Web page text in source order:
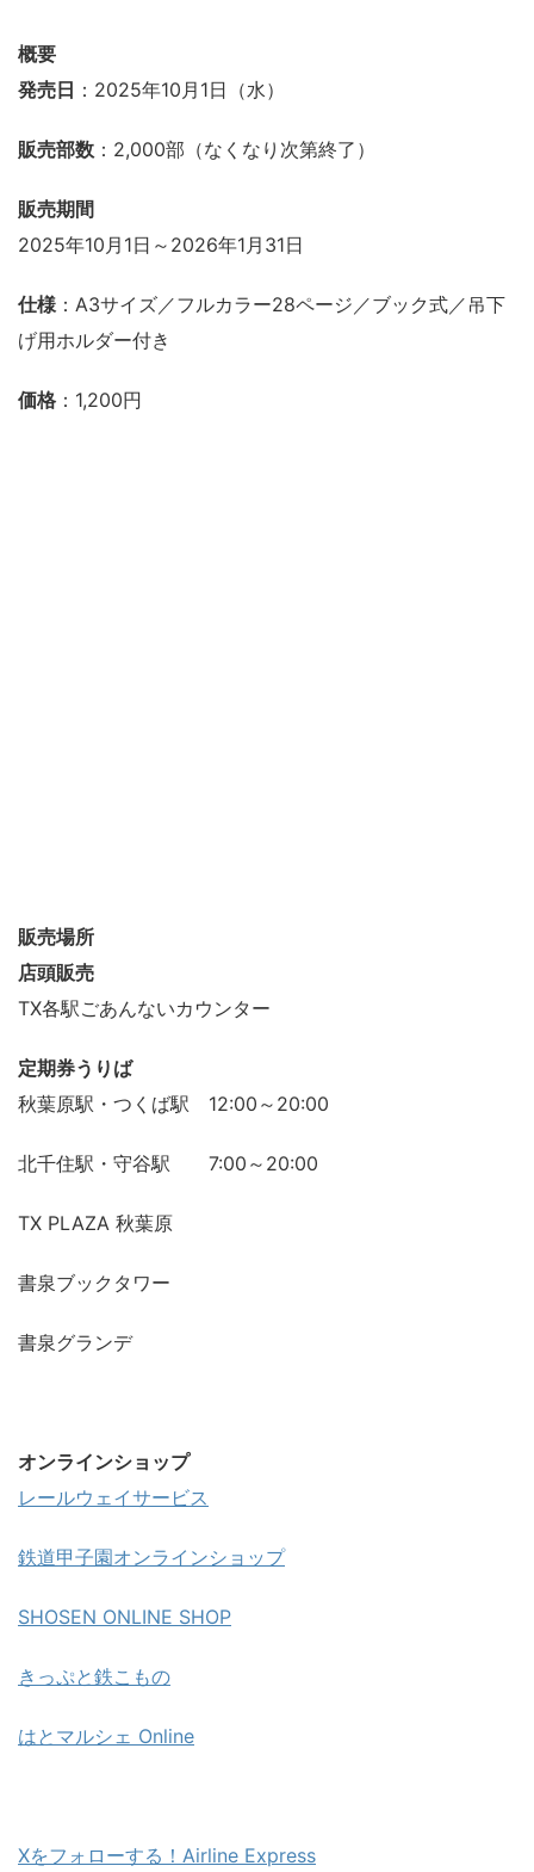
概要
発売日 ：2025年10月1日（水）
販売部数 ：2,000部（なくなり次第終了）
販売期間
2025年10月1日～2026年1月31日
仕様：A3サイズ／フルカラー28ページ／ブック式／吊下
げ用ホルダー付き
価格 ：1,200円
販売場所
店頭販売
TX各駅ごあんないカウンター
定期券うりば
秋葉原駅・つくば駅 12:00～20:00
北千住駅・守谷駅 7:00～20:00
TX PLAZA 秋葉原
書泉ブックタワー
書泉グランデ
オンラインショップ
レールウェイサービス
鉄道甲子園オンラインショップ
SHOSEN ONLINE SHOP
きっぷと鉄こもの
はとマルシェ Online
Xをフォローする！Airline Express